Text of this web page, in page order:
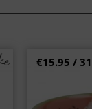
Чаша за
€15.95 /